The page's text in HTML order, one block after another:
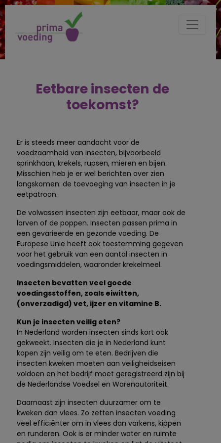
Eetbare insecten de
toekomst?
Er is steeds meer aandacht voor de
voedzaamheid van insecten, bijvoorbeeld
sprinkhaan, krekels, rupsen, mieren en bijen.
Misschien heb je er wel berichten over zien
langskomen: de toevoeging van insecten in je
eetpatroon.
De volwassen insecten zijn eetbaar, maar ook de
larven of de poppen. Insecten passen prima in
een gevarieerde en gezonde voeding. De
Europese Unie heeft ook toestemming gegeven
voor het gebruik van een aantal insecten in
voedingsmiddelen, waaronder krekelmeel.
Insecten bevatten veel goede
voedingsstoffen, zoals eiwitten,
(onverzadigd) vet, ijzer en vitamine B.
Kun je insecten veilig eten?
In Nederland worden insecten sinds kort ook
gekweekt. Insecten die je in Nederland kunt
kopen zijn veilig om te eten. Bedrijven die
insecten kweken moeten aan veiligheidseisen
voldoen en het bedrijf moet geregistreerd zijn bij
de Nederlandse Voedsel en Warenautoriteit.
Daarnaast zijn insecten duurzamer om te
kweken dan vlees. Zo zetten insecten voeding
veel efficiënter om in vlees dan varkens, kippen
en runderen. Ook is er minder water en ruimte